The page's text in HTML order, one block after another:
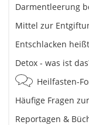
Darmentleerung
Mittel zur
Entschlacken
Detox - was ist
Heilfasten-
Häufige Fragen
Reportagen &